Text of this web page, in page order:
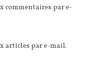
commentaires par e-
articles par e-mail.